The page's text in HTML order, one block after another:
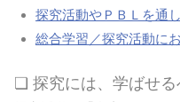
探究活動やＰＢＬを通
総合学習／探究活動に
❏ 探究には、学ばせ